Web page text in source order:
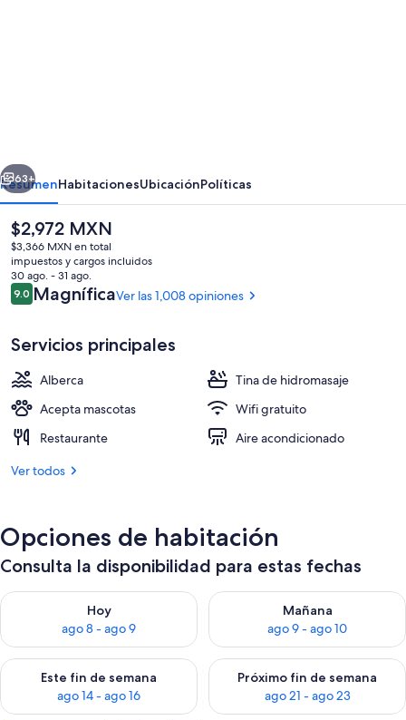
Terraza o patio
Siguiente
63+
ResumenHabitacionesUbicaciónPolíticas
El
precio
actual
es
de
$2,972 MXN
$2,972 MXN
$3,366 MXN en total
impuestos y cargos incluidos
30 ago. - 31 ago.
Opiniones
9.09.0 de 10,
MagníficaVer las 1,008 opiniones
Servicios principales
Alberca
Tina de hidromasaje
Acepta mascotas
Wifi gratuito
Restaurante
Aire acondicionado
Ver todos
Opciones de habitación
Consulta la disponibilidad para estas fechas
Hoy
ago 8 - ago 9
Consulta la disponibilidad para hoy ago 8 - ago 9
Mañana
ago 9 - ago 10
Consulta la disponibilidad
Este fin de semana
ago 14 - ago 16
Consulta la disponibilidad para este fin de semana ago 14 -
Próximo fin de semana
ago 21 - ago 23
Consulta la disponibilidad